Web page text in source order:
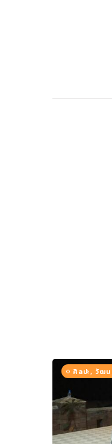
ภาษาอังกฤษ
ภาษาญี่ปุ่น
ศิลปะ, วัฒ